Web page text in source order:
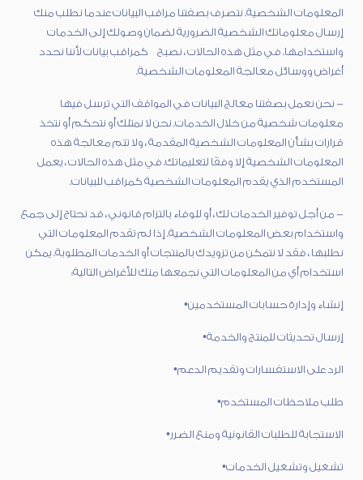
المعلومات الشخصية. نتصرف بصفتنا مراقب البيانات عندما نطلب منك
إرسال معلوماتك الشخصية الضرورية لضمان وصولك إلى الخدمات
واستخدامها. في مثل هذه الحالات ، نصبح كمراقب بيانات لأننا نحدد
أغراض ووسائل معالجة المعلومات الشخصية.
- نحن نعمل بصفتنا معالج البيانات في المواقف التي ترسل فيها
معلومات شخصية من خلال الخدمات. نحن لا نمتلك أو نتحكم أو نتخذ
قرارات بشأن المعلومات الشخصية المقدمة ، ولا تتم معالجة هذه
المعلومات الشخصية إلا وفقًا لتعليماتك. في مثل هذه الحالات ، يعمل
المستخدم الذي يقدم المعلومات الشخصية كمراقب للبيانات.
- من أجل توفير الخدمات لك ، أو للوفاء بالتزام قانوني ، قد نحتاج إلى جمع
واستخدام بعض المعلومات الشخصية. إذا لم تقدم المعلومات التي
نطلبها ، فقد لا نتمكن من تزويدك بالمنتجات أو الخدمات المطلوبة. يمكن
استخدام أي من المعلومات التي نجمعها منك للأغراض التالية:
إنشاء وإدارة حسابات المستخدمين•
إرسال تحديثات للمنتج والخدمة•
الرد على الاستفسارات وتقديم الدعم•
طلب ملاحظات المستخدم•
الاستجابة للطلبات القانونية ومنع الضرر•
تشغيل وتشغيل الخدمات•